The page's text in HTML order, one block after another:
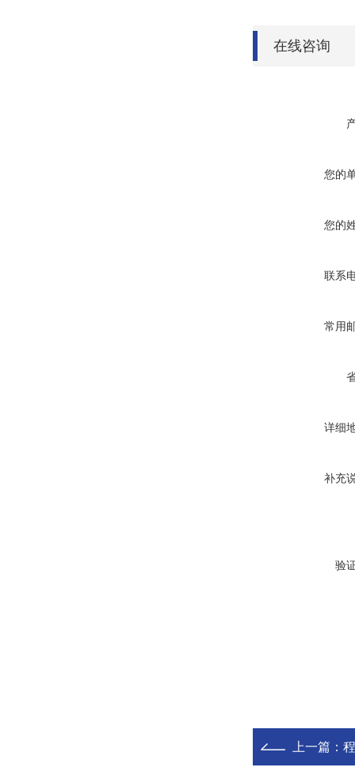
在线咨询
您的
您的
联系
常用
详细
补充
验
上一篇：